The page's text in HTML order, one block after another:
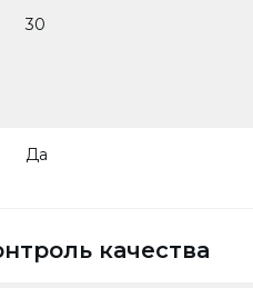
30
Да
качества